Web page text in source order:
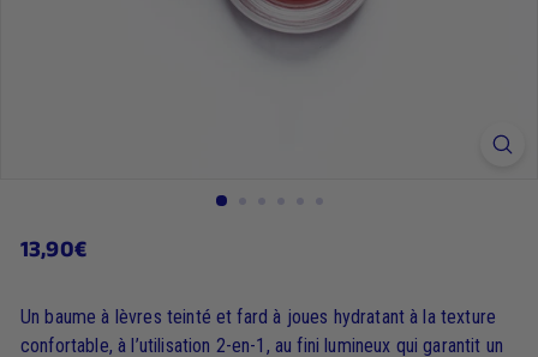
Prix
13,90€13,90€
Un baume à lèvres teinté et fard à joues hydratant à la texture
confortable, à l’utilisation 2-en-1, au fini lumineux qui garantit un